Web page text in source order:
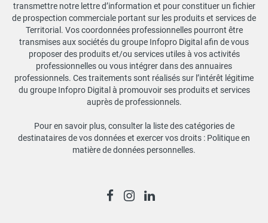
transmettre notre lettre d’information et pour constituer un fichier
de prospection commerciale portant sur les produits et services de
Territorial. Vos coordonnées professionnelles pourront être
transmises aux sociétés du groupe Infopro Digital afin de vous
proposer des produits et/ou services utiles à vos activités
professionnelles ou vous intégrer dans des annuaires
professionnels. Ces traitements sont réalisés sur l’intérêt légitime
du groupe Infopro Digital à promouvoir ses produits et services
auprès de professionnels.
Pour en savoir plus, consulter la liste des catégories de
destinataires de vos données et exercer vos droits : Politique en
matière de données personnelles.